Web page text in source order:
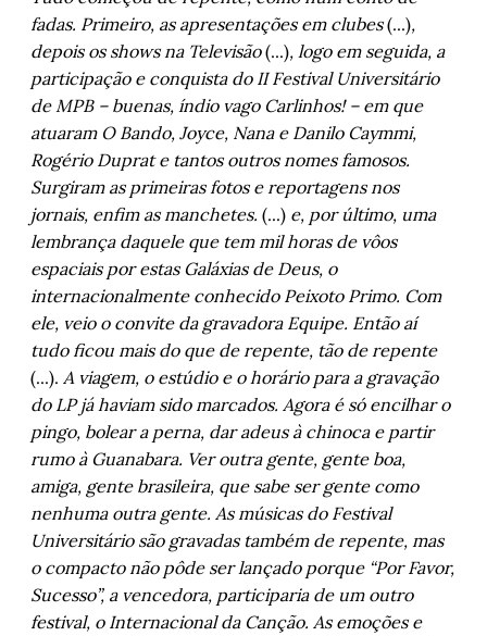
entre Armênia e Irã, por Daniel Scandolara
De Antigo Tape à Banda Oriental do Rio
Uruguai, por Artur Barcelos
Cordel do Corte Raso - Capítulo 6, por
Gonçalo Ferraz
Entre o mundo e eu – Capítulo VII, por
Marlon Pires Ramos
Porto Alegre, 1913 – A inauguração da
Confeitaria Rocco, por Arnoldo Doberstein
Tudo é falso, tudo é verdadeiro: resenha do
novo filme de Jim Jarmush, por Guto Leite
Rodrigo Ghiringhelli de Azevedo:
“Segurança pública precisa ser tratada
como política de Estado”, por Luís Augusto
Fischer
fadas. Primeiro, as apresentações em clubes(...),
depois os shows na Televisão(...), logo em seguida, a
participação e conquista do II Festival Universitário
de MPB – buenas, índio vago Carlinhos! – em que
atuaram O Bando, Joyce, Nana e Danilo Caymmi,
Rogério Duprat e tantos outros nomes famosos.
Surgiram as primeiras fotos e reportagens nos
jornais, enfim as manchetes. (...) e, por último, uma
lembrança daquele que tem mil horas de vôos
espaciais por estas Galáxias de Deus, o
internacionalmente conhecido Peixoto Primo. Com
ele, veio o convite da gravadora Equipe. Então aí
tudo ficou mais do que de repente, tão de repente
(...). A viagem, o estúdio e o horário para a gravação
do LP já haviam sido marcados. Agora é só encilhar o
pingo, bolear a perna, dar adeus à chinoca e partir
rumo à Guanabara. Ver outra gente, gente boa,
amiga, gente brasileira, que sabe ser gente como
nenhuma outra gente. As músicas do Festival
Universitário são gravadas também de repente, mas
o compacto não pôde ser lançado porque “Por Favor,
Sucesso”, a vencedora, participaria de um outro
festival, o Internacional da Canção. As emoções e